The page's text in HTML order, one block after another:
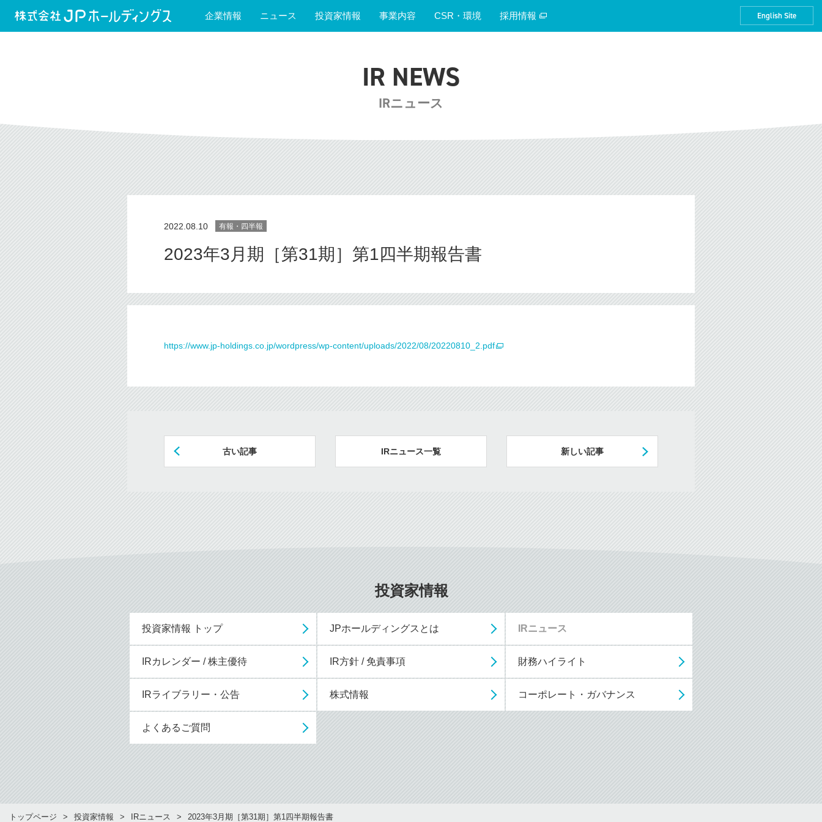
企業情報 ニュース 投資家情報 事業内容 CSR・環境 採用情報 English Site
IR NEWS
IRニュース
2022.08.10 有報・四半報
2023年3月期［第31期］第1四半期報告書
https://www.jp-holdings.co.jp/wordpress/wp-content/uploads/2022/08/20220810_2.pdf
古い記事 新しい記事
IRニュース一覧
投資家情報
投資家情報 トップ JPホールディングスとは IRニュース
IRカレンダー / 株主優待 IR方針 / 免責事項 財務ハイライト
IRライブラリー・公告 株式情報 コーポレート・ガバナンス
よくあるご質問
トップページ 投資家情報 IRニュース 2023年3月期［第31期］第1四半期報告書